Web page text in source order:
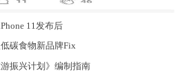
11发布后
碳食物新品牌Fix
振兴计划》编制指南